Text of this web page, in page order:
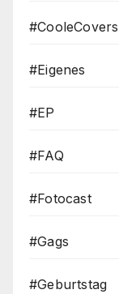
#CooleCovers
#Eigenes
#EP
#FAQ
#Fotocast
#Gags
#Geburtstag